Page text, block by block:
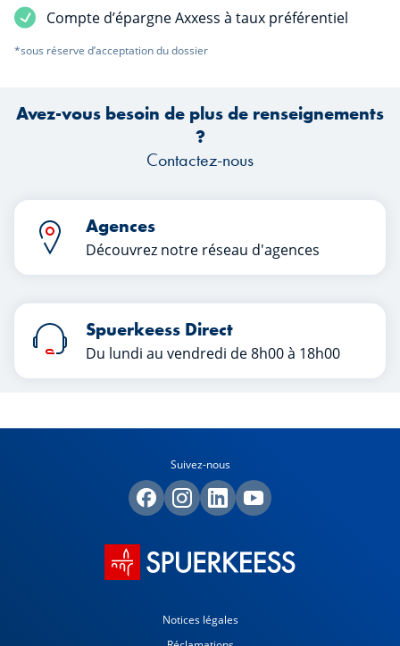
Compte d’épargne Axxess à taux préférentiel
*sous réserve d’acceptation du dossier
Avez-vous besoin de plus de renseignements
?
Contactez-nous
Agences
Découvrez notre réseau d'agences
Spuerkeess Direct
Du lundi au vendredi de 8h00 à 18h00
Suivez-nous
Notices légales